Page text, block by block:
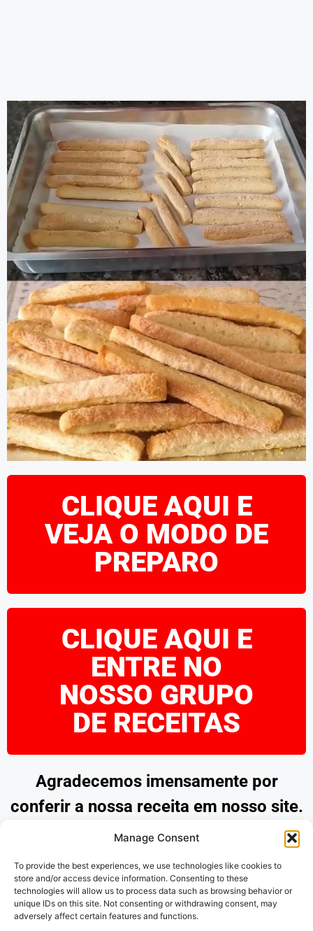
Manage Consent
To provide the best experiences, we use technologies like cookies to
store and/or access device information. Consenting to these
technologies will allow us to process data such as browsing behavior or
unique IDs on this site. Not consenting or withdrawing consent, may
adversely affect certain features and functions.
CLIQUE AQUI E
VEJA O MODO DE
PREPARO
CLIQUE AQUI E
ENTRE NO
NOSSO GRUPO
DE RECEITAS
Agradecemos imensamente por
conferir a nossa receita em nosso site.
Esperamos que tenha encontrado
pratos deliciosos. Continue explorando
as nossas opções e desfrute de